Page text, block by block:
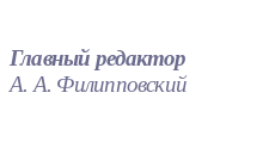
Главный редактор
А. А. Филипповский